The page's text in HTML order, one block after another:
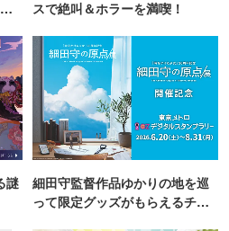
スで絶叫＆ホラーを満喫！
謎
細田守監督作品ゆかりの地を巡
って限定グッズがもらえるチャ